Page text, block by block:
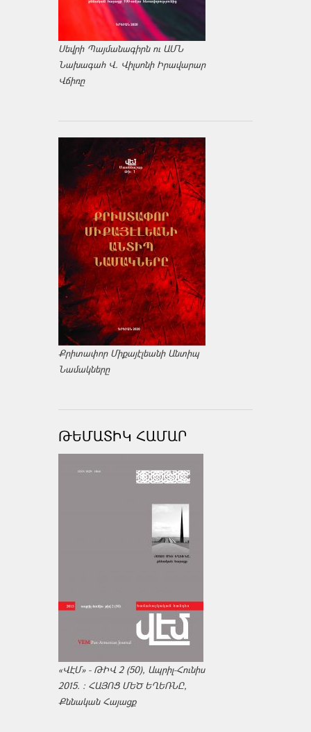
Սեվրի Պայմանագիրն ու ԱՄՆ
Նախագահ Վ. Վիլսոնի Իրավարար
Վճիռը
Քրիտափոր Միքայէլեանի Անտիպ
Նամակները
ԹԵՄԱՏԻԿ ՀԱՄԱՐ
«ՎԷՄ» - ԹԻՎ 2 (50), Ապրիլ-Հունիս
2015. : ՀԱՅՈՑ ՄԵԾ ԵՂԵՌՆԸ,
Քննական Հայացք